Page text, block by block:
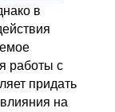
в
работы с
придать
на